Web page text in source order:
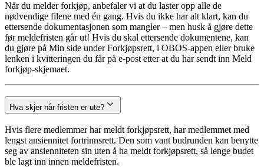
Når du melder forkjøp, anbefaler vi at du laster opp alle de
nødvendige filene med én gang. Hvis du ikke har alt klart, kan du
ettersende dokumentasjonen som mangler – men husk å gjøre dette
før meldefristen går ut! Hvis du skal ettersende dokumentene, kan
du gjøre på Min side under Forkjøpsrett, i OBOS-appen eller bruke
lenken i kvitteringen du får på e-post etter at du har sendt inn Meld
forkjøp-skjemaet.
Hva skjer når fristen er ute?
Hvis flere medlemmer har meldt forkjøpsrett, har medlemmet med
lengst ansiennitet fortrinnsrett. Den som vant budrunden kan benytte
seg av ansienniteten sin uten å ha meldt forkjøpsrett, så lenge budet
ble lagt inn innen meldefristen.